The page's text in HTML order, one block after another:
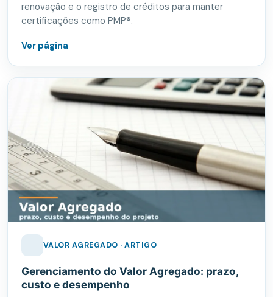
renovação e o registro de créditos para manter
certificações como PMP®.
Ver página
VALOR AGREGADO · ARTIGO
Gerenciamento do Valor Agregado: prazo,
custo e desempenho